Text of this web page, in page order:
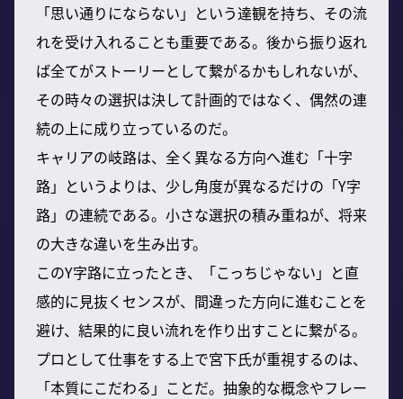
「思い通りにならない」という達観を持ち、その流
れを受け入れることも重要である。後から振り返れ
ば全てがストーリーとして繋がるかもしれないが、
その時々の選択は決して計画的ではなく、偶然の連
続の上に成り立っているのだ。
キャリアの岐路は、全く異なる方向へ進む「十字
路」というよりは、少し角度が異なるだけの「Y字
路」の連続である。小さな選択の積み重ねが、将来
の大きな違いを生み出す。
このY字路に立ったとき、「こっちじゃない」と直
感的に見抜くセンスが、間違った方向に進むことを
避け、結果的に良い流れを作り出すことに繋がる。
プロとして仕事をする上で宮下氏が重視するのは、
「本質にこだわる」ことだ。抽象的な概念やフレー